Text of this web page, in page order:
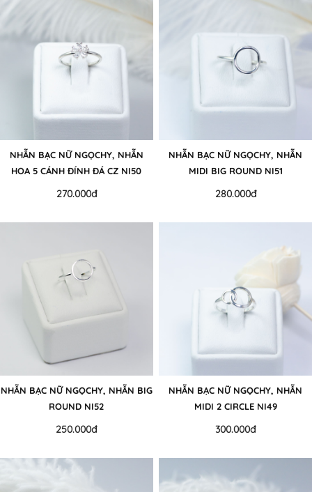
NHẪN BẠC NỮ NGỌCHY, NHẪN
HOA 5 CÁNH ĐÍNH ĐÁ CZ NI50
270.000đ
NHẪN BẠC NỮ NGỌCHY, NHẪN
MIDI BIG ROUND NI51
280.000đ
NHẪN BẠC NỮ NGỌCHY, NHẪN BIG
ROUND NI52
250.000đ
NHẪN BẠC NỮ NGỌCHY, NHẪN
MIDI 2 CIRCLE NI49
300.000đ